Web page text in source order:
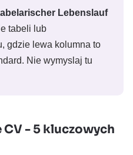
Lebenslauf
tabeli lub
gdzie lewa kolumna to
Nie wymyslaj tu
- 5 kluczowych